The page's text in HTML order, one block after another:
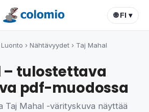
🌐 FI ▾
Luonto › Nähtävyydet › Taj Mahal
– tulostettava
pdf-muodossa
Taj Mahal -värityskuva näyttää